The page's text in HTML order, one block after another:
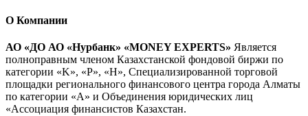
О Компании
АО «ДО АО «Нурбанк» «MONEY EXPERTS» Является
полноправным членом Казахстанской фондовой биржи по
категории «K», «P», «H», Специализированной торговой
площадки регионального финансового центра города Алматы
по категории «А» и Объединения юридических лиц
«Ассоциация финансистов Казахстан.